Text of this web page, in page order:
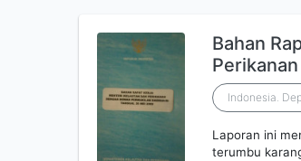
Bahan
Indonesia.
Laporan ini
terumbu